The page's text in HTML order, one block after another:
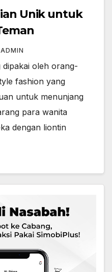
Unik untuk
ADMIN
dipakai oleh orang-
fashion yang
untuk menunjang
para wanita
dengan liontin